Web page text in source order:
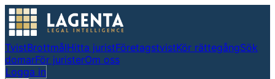
TvistBrottmålHitta juristFöretagstvistKör rättegångSök
domarFör juristerOm oss
Logga in